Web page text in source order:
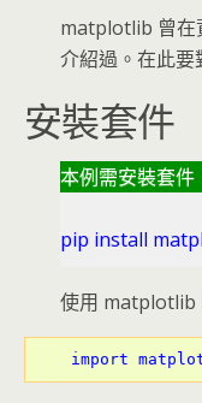
matplotlib 曾在
介紹過。在此
安裝套件
本例需安裝套件
pip install
使用 matplotlib
import